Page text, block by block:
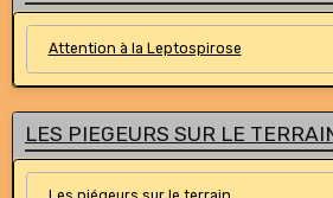
Attention à la Leptospirose
LES PIEGEURS SUR LE